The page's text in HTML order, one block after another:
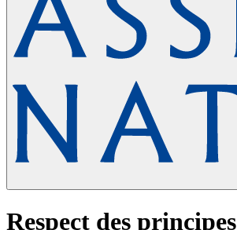
Respect des